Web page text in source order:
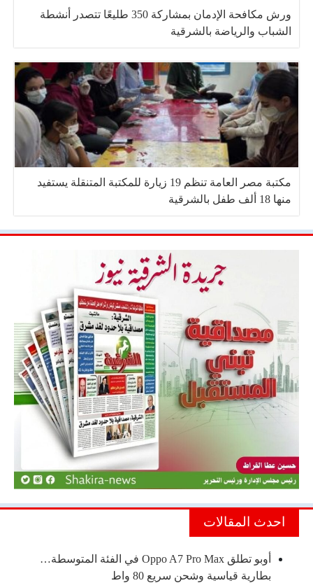
ورش مكافحة الإدمان بمشاركة 350 طليعًا تتصدر أنشطة
الشباب والرياضة بالشرقية
مكتبة مصر العامة تنظم 19 زيارة للمكتبة المتنقلة يستفيد
منها 18 ألف طفل بالشرقية
احدث المقالات
أوبو تطلق Oppo A7 Pro Max في الفئة المتوسطة…
بطارية قياسية وشحن سريع 80 واط